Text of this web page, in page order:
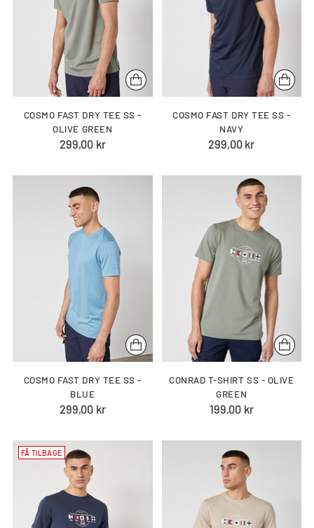
COSMO FAST DRY TEE SS -
OLIVE GREEN
299,00 kr
COSMO FAST DRY TEE SS -
NAVY
299,00 kr
COSMO FAST DRY TEE SS -
BLUE
299,00 kr
CONRAD T-SHIRT SS - OLIVE
GREEN
199,00 kr
FÅ TILBAGE